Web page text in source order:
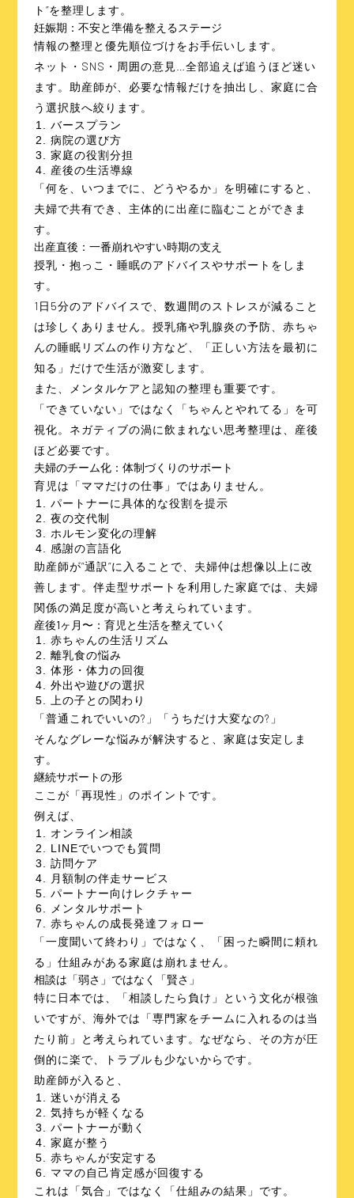
ト”を整理します。
妊娠期：不安と準備を整えるステージ
情報の整理と優先順位づけをお手伝いします。
ネット・SNS・周囲の意見…全部追えば追うほど迷い
ます。助産師が、必要な情報だけを抽出し、家庭に合
う選択肢へ絞ります。
バースプラン
病院の選び方
家庭の役割分担
産後の生活導線
「何を、いつまでに、どうやるか」を明確にすると、
夫婦で共有でき、主体的に出産に臨むことができま
す。
出産直後：一番崩れやすい時期の支え
授乳・抱っこ・睡眠のアドバイスやサポートをしま
す。
1日5分のアドバイスで、数週間のストレスが減ること
は珍しくありません。授乳痛や乳腺炎の予防、赤ちゃ
んの睡眠リズムの作り方など、「正しい方法を最初に
知る」だけで生活が激変します。
また、メンタルケアと認知の整理も重要です。
「できていない」ではなく「ちゃんとやれてる」を可
視化。ネガティブの渦に飲まれない思考整理は、産後
ほど必要です。
夫婦のチーム化：体制づくりのサポート
育児は「ママだけの仕事」ではありません。
パートナーに具体的な役割を提示
夜の交代制
ホルモン変化の理解
感謝の言語化
助産師が”通訳”に入ることで、夫婦仲は想像以上に改
善します。伴走型サポートを利用した家庭では、夫婦
関係の満足度が高いと考えられています。
産後1ヶ月〜：育児と生活を整えていく
赤ちゃんの生活リズム
離乳食の悩み
体形・体力の回復
外出や遊びの選択
上の子との関わり
「普通これでいいの?」「うちだけ大変なの?」
そんなグレーな悩みが解決すると、家庭は安定しま
す。
継続サポートの形
ここが「再現性」のポイントです。
例えば、
オンライン相談
LINEでいつでも質問
訪問ケア
月額制の伴走サービス
パートナー向けレクチャー
メンタルサポート
赤ちゃんの成長発達フォロー
「一度聞いて終わり」ではなく、「困った瞬間に頼れ
る」仕組みがある家庭は崩れません。
相談は「弱さ」ではなく「賢さ」
特に日本では、「相談したら負け」という文化が根強
いですが、海外では「専門家をチームに入れるのは当
たり前」と考えられています。なぜなら、その方が圧
倒的に楽で、トラブルも少ないからです。
助産師が入ると、
迷いが消える
気持ちが軽くなる
パートナーが動く
家庭が整う
赤ちゃんが安定する
ママの自己肯定感が回復する
これは「気合」ではなく「仕組みの結果」です。